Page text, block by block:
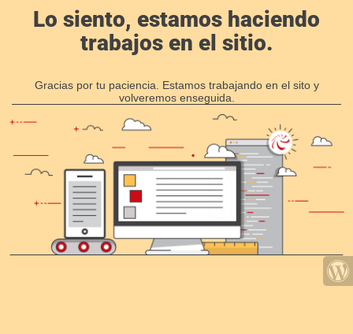
Lo siento, estamos haciendo
trabajos en el sitio.
Gracias por tu paciencia. Estamos trabajando en el sito y
volveremos enseguida.